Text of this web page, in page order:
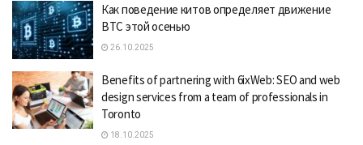
Как поведение китов определяет движение
BTC этой осенью
26.10.2025
Benefits of partnering with 6ixWeb: SEO and web
design services from a team of professionals in
Toronto
18.10.2025